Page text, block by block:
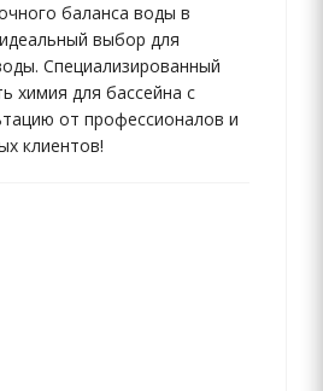
баланса воды в
выбор для
Специализированный
химия для бассейна с
от профессионалов и
клиентов!